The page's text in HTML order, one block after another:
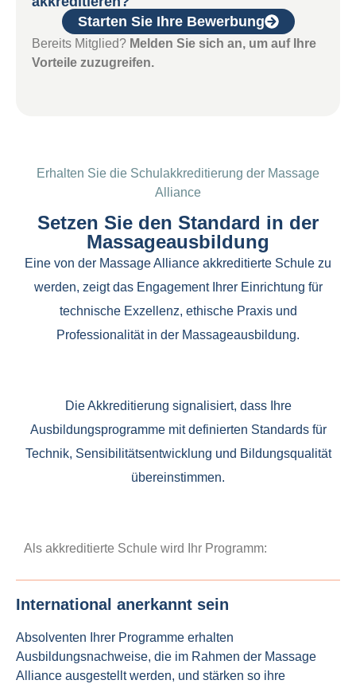
Starten Sie Ihre Bewerbung
Bereits Mitglied? Melden Sie sich an, um auf Ihre
Vorteile zuzugreifen.
Erhalten Sie die Schulakkreditierung der Massage
Alliance
Setzen Sie den Standard in der
Massageausbildung
Eine von der Massage Alliance akkreditierte Schule zu
werden, zeigt das Engagement Ihrer Einrichtung für
technische Exzellenz, ethische Praxis und
Professionalität in der Massageausbildung.
Die Akkreditierung signalisiert, dass Ihre
Ausbildungsprogramme mit definierten Standards für
Technik, Sensibilitätsentwicklung und Bildungsqualität
übereinstimmen.
Als akkreditierte Schule wird Ihr Programm:
International anerkannt sein
Absolventen Ihrer Programme erhalten
Ausbildungsnachweise, die im Rahmen der Massage
Alliance ausgestellt werden, und stärken so ihre